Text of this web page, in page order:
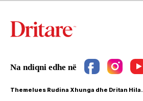
Themelues Rudina Xhunga dhe Dritan Hila.